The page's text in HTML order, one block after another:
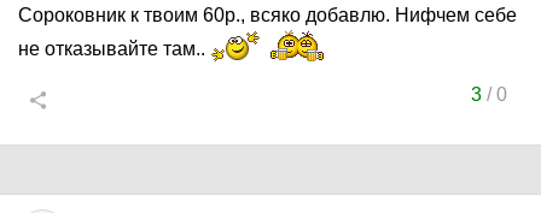
Сороковник к твоим 60р., всяко добавлю. Нифчем себе
не отказывайте там..
3/0